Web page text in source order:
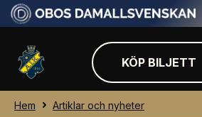
KÖP BILJETT
Hem Artiklar och nyheter